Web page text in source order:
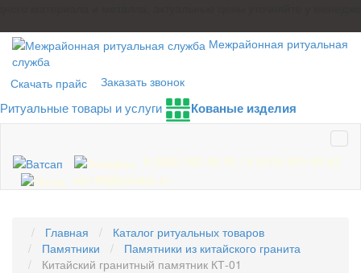
Межрайонная ритуальная
служба
Скачать прайс
Заказать звонок
Ритуальные товары и услуги Кованые изделия
8 (920) 392-66-00
8 (910) 953-49-42
ele186@yandex.ru
Главная
Каталог ритуальных товаров
Памятники
Памятники из китайского гранита
Китайский гранитный памятник КТ-01